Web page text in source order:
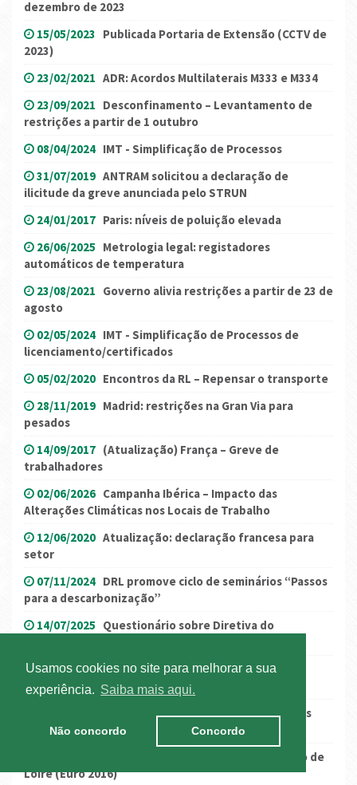
Usamos cookies no site para melhorar a sua
experiência.
Saiba mais aqui.
Não concordo Concordo
dezembro de 2023
15/05/2023 Publicada Portaria de Extensão (CCTV de
2023)
23/02/2021 ADR: Acordos Multilaterais M333 e M334
23/09/2021 Desconfinamento – Levantamento de
restrições a partir de 1 outubro
08/04/2024 IMT - Simplificação de Processos
31/07/2019 ANTRAM solicitou a declaração de
ilicitude da greve anunciada pelo STRUN
24/01/2017 Paris: níveis de poluição elevada
26/06/2025 Metrologia legal: registadores
automáticos de temperatura
23/08/2021 Governo alivia restrições a partir de 23 de
agosto
02/05/2024 IMT - Simplificação de Processos de
licenciamento/certificados
05/02/2020 Encontros da RL – Repensar o transporte
28/11/2019 Madrid: restrições na Gran Via para
pesados
14/09/2017 (Atualização) França – Greve de
trabalhadores
02/06/2026 Campanha Ibérica – Impacto das
Alterações Climáticas nos Locais de Trabalho
12/06/2020 Atualização: declaração francesa para
setor
07/11/2024 DRL promove ciclo de seminários “Passos
para a descarbonização”
14/07/2025 Questionário sobre Diretiva do
20/12/2022 Registo de Beneficiário efetivo:
confirmação anual até 31 de dezembro
Portugal vai iniciar em 2018 inspeções
técnicas em estrada
França - restrições no departamento de
Loire (Euro 2016)